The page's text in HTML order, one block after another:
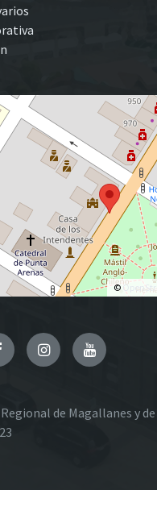
©
FacebookInstagramYouTube
de Magallanes y